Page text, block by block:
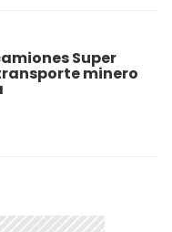
Super
minero